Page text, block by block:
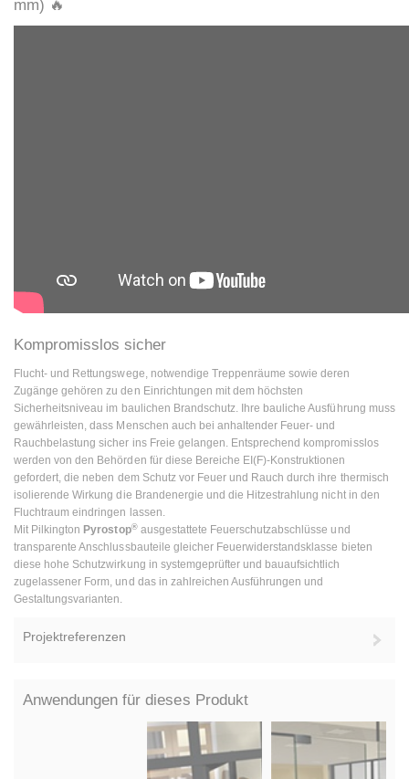
mm) 🔥
Kompromisslos sicher
Flucht- und Rettungswege, notwendige Treppenräume sowie deren
Zugänge gehören zu den Einrichtungen mit dem höchsten
Sicherheitsniveau im baulichen Brandschutz. Ihre bauliche Ausführung muss
gewährleisten, dass Menschen auch bei anhaltender Feuer- und
Rauchbelastung sicher ins Freie gelangen. Entsprechend kompromisslos
werden von den Behörden für diese Bereiche EI(F)-Konstruktionen
gefordert, die neben dem Schutz vor Feuer und Rauch durch ihre thermisch
isolierende Wirkung die Brandenergie und die Hitzestrahlung nicht in den
Fluchtraum eindringen lassen.
Mit Pilkington Pyrostop®ausgestattete Feuerschutzabschlüsse und
transparente Anschlussbauteile gleicher Feuerwiderstandsklasse bieten
diese hohe Schutzwirkung in systemgeprüfter und bauaufsichtlich
zugelassener Form, und das in zahlreichen Ausführungen und
Gestaltungsvarianten.
Projektreferenzen
Anwendungen für dieses Produkt